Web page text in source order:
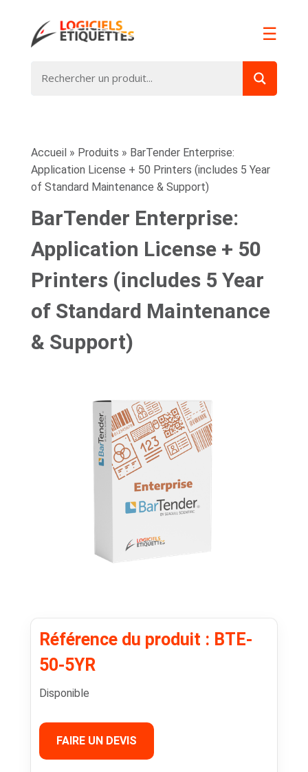
☰
Accueil » Produits » BarTender Enterprise:
Application License + 50 Printers (includes 5 Year
of Standard Maintenance & Support)
BarTender Enterprise:
Application License + 50
Printers (includes 5 Year
of Standard Maintenance
& Support)
Référence du produit : BTE-
50-5YR
Disponible
FAIRE UN DEVIS